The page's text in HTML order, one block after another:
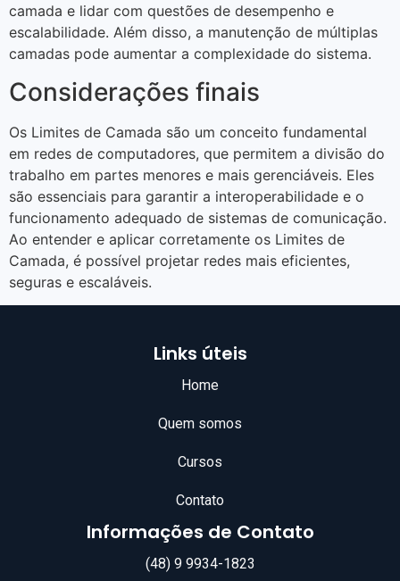
camada e lidar com questões de desempenho e
escalabilidade. Além disso, a manutenção de múltiplas
camadas pode aumentar a complexidade do sistema.
Considerações finais
Os Limites de Camada são um conceito fundamental
em redes de computadores, que permitem a divisão do
trabalho em partes menores e mais gerenciáveis. Eles
são essenciais para garantir a interoperabilidade e o
funcionamento adequado de sistemas de comunicação.
Ao entender e aplicar corretamente os Limites de
Camada, é possível projetar redes mais eficientes,
seguras e escaláveis.
Links úteis
Home
Quem somos
Cursos
Contato
Informações de Contato
(48) 9 9934-1823